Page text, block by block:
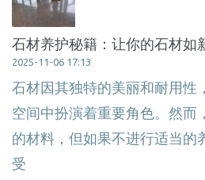
石材养护秘籍：让你的石材如
2025-11-06 17:13
石材因其独特的美丽和耐用性
空间中扮演着重要角色。然而
的材料，但如果不进行适当的
受